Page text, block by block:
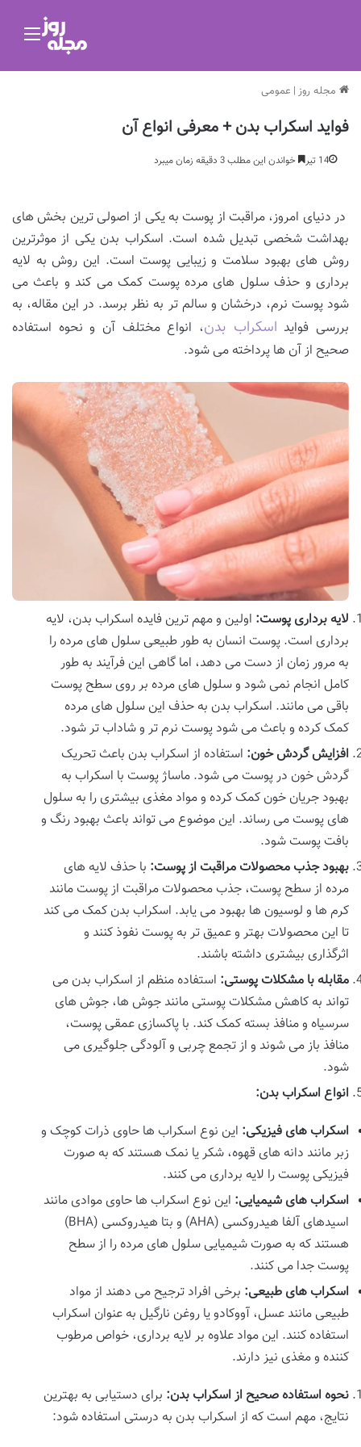
مجله روز | عمومی
فواید اسکراب بدن + معرفی انواع آن
14 تیر خواندن این مطلب 3 دقیقه زمان میبرد
در دنیای امروز، مراقبت از پوست به یکی از اصولی ترین بخش های
بهداشت شخصی تبدیل شده است. اسکراب بدن یکی از موثرترین
روش های بهبود سلامت و زیبایی پوست است. این روش به لایه
برداری و حذف سلول های مرده پوست کمک می کند و باعث می
شود پوست نرم، درخشان و سالم تر به نظر برسد. در این مقاله، به
بررسی فواید اسکراب بدن، انواع مختلف آن و نحوه استفاده
صحیح از آن ها پرداخته می شود.
لایه برداری پوست: اولین و مهم ترین فایده اسکراب بدن، لایه
برداری است. پوست انسان به طور طبیعی سلول های مرده را
به مرور زمان از دست می دهد، اما گاهی این فرآیند به طور
کامل انجام نمی شود و سلول های مرده بر روی سطح پوست
باقی می مانند. اسکراب بدن به حذف این سلول های مرده
کمک کرده و باعث می شود پوست نرم تر و شاداب تر شود.
افزایش گردش خون: استفاده از اسکراب بدن باعث تحریک
گردش خون در پوست می شود. ماساژ پوست با اسکراب به
بهبود جریان خون کمک کرده و مواد مغذی بیشتری را به سلول
های پوست می رساند. این موضوع می تواند باعث بهبود رنگ و
بافت پوست شود.
بهبود جذب محصولات مراقبت از پوست: با حذف لایه های
مرده از سطح پوست، جذب محصولات مراقبت از پوست مانند
کرم ها و لوسیون ها بهبود می یابد. اسکراب بدن کمک می کند
تا این محصولات بهتر و عمیق تر به پوست نفوذ کنند و
اثرگذاری بیشتری داشته باشند.
مقابله با مشکلات پوستی: استفاده منظم از اسکراب بدن می
تواند به کاهش مشکلات پوستی مانند جوش ها، جوش های
سرسیاه و منافذ بسته کمک کند. با پاکسازی عمقی پوست،
منافذ باز می شوند و از تجمع چربی و آلودگی جلوگیری می
شود.
انواع اسکراب بدن:
اسکراب های فیزیکی: این نوع اسکراب ها حاوی ذرات کوچک و
زبر مانند دانه های قهوه، شکر یا نمک هستند که به صورت
فیزیکی پوست را لایه برداری می کنند.
اسکراب های شیمیایی: این نوع اسکراب ها حاوی موادی مانند
اسیدهای آلفا هیدروکسی (AHA) و بتا هیدروکسی (BHA)
هستند که به صورت شیمیایی سلول های مرده را از سطح
پوست جدا می کنند.
اسکراب های طبیعی: برخی افراد ترجیح می دهند از مواد
طبیعی مانند عسل، آووکادو یا روغن نارگیل به عنوان اسکراب
استفاده کنند. این مواد علاوه بر لایه برداری، خواص مرطوب
کننده و مغذی نیز دارند.
نحوه استفاده صحیح از اسکراب بدن: برای دستیابی به بهترین
نتایج، مهم است که از اسکراب بدن به درستی استفاده شود: